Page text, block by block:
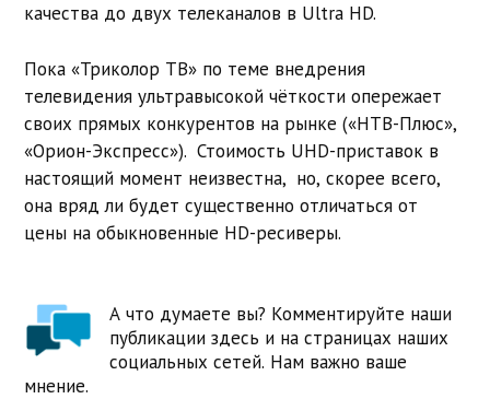
качества до двух телеканалов в Ultra HD.
Пока «Триколор ТВ» по теме внедрения
телевидения ультравысокой чёткости опережает
своих прямых конкурентов на рынке («НТВ-Плюс»,
«Орион-Экспресс»). Стоимость UHD-приставок в
настоящий момент неизвестна, но, скорее всего,
она вряд ли будет существенно отличаться от
цены на обыкновенные HD-ресиверы.
А что думаете вы? Комментируйте наши
публикации здесь и на страницах наших
социальных сетей. Нам важно ваше
мнение.